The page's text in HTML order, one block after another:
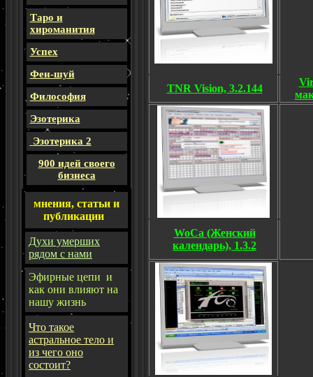
Таро и
хироманития
Успех
Фен-шуй
Философия
Эзотерика
Эзотерика 2
900 идей своего
бизнеса
мнения, статьи и
публикации
Духи умерших
рядом с нами
Эфирные цепи и
как они влияют на
нашу жизнь
Что такое
астральное тело и
из чего оно
состоит?
TNR Vision, 3.2.144
WoCa (Женский
календарь), 1.3.2